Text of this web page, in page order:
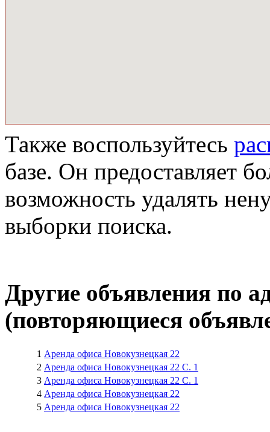
Также воспользуйтесь
базе. Он предоставляет
выборки поиска.
Другие объявления по
(повторяющиеся
1 Аренда офиса Новокузнецкая 22